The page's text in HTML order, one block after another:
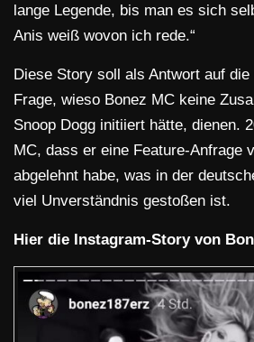
lange Legende, bis man es sich
Anis weiß wovon ich rede.“
Diese Story soll als Antwort auf
Frage, wieso Bonez MC keine
Snoop Dogg initiiert hätte, dienen.
MC, dass er eine Feature-Anfrage
abgelehnt habe, was in der
viel Unverständnis gestoßen ist.
Hier die Instagram-Story von